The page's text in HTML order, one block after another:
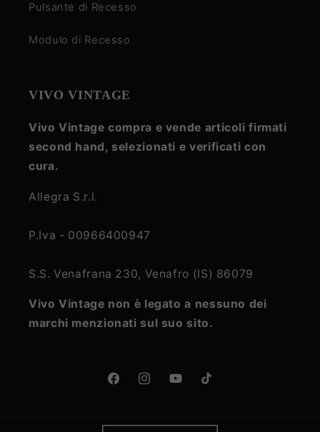
Pulsante di Recesso
Modulo di Recesso
VIVO VINTAGE
Vivo Vintage compra e vende articoli firmati
second hand, selezionati e verificati con
cura.
Allegra S.r.l.
P.Iva - 00966400947
S.S. Venafrana 230, Venafro (IS) 86079
Vivo Vintage non è legato a nessuno dei
marchi menzionati sul suo sito.
FacebookInstagramYouTubeTikTok